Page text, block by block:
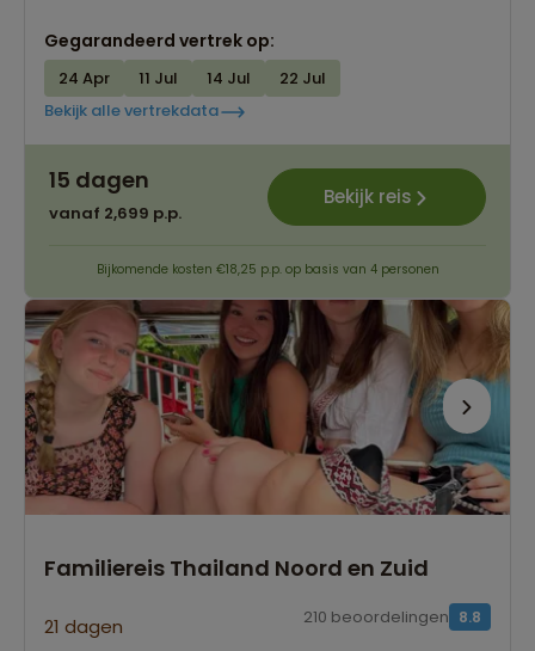
Gegarandeerd vertrek op:
24 Apr 11 Jul 14 Jul
22 Jul
Bekijk alle vertrekdata
15 dagen
vanaf 2,699 p.p.
Bekijk reis
Bijkomende kosten €18,25 p.p. op basis van 4 personen
Familiereis Thailand Noord en Zuid
21 dagen 8.8
210 beoordelingen